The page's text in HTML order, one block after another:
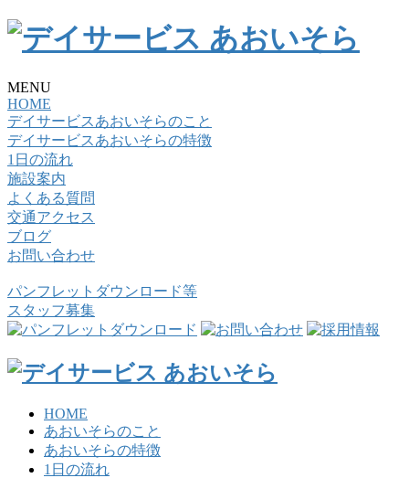
MENU
HOME
デイサービスあおいそらのこと
デイサービスあおいそらの特徴
1日の流れ
施設案内
よくある質問
交通アクセス
ブログ
お問い合わせ
パンフレットダウンロード等
スタッフ募集
HOME
あおいそらのこと
あおいそらの特徴
1日の流れ